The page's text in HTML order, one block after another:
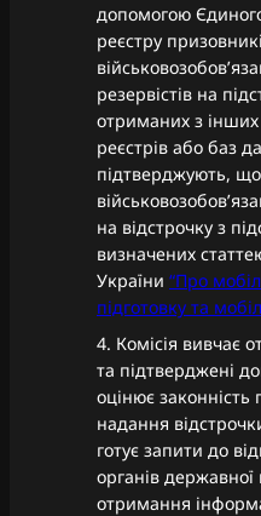
допомогою
реєстру
резервістів на
отриманих з
реєстрів або баз
підтверджують, що
на відстрочку з
визначених
України “Про
підготовку та
4. Комісія вивчає
та підтверджені
оцінює законність
надання
готує запити до
органів
отримання